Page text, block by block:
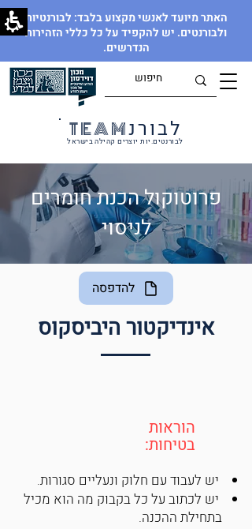
האתר מיועד לאנשי מקצוע בלבד: לבורנטיות
ולבורנטים. יש להקפיד על כל כללי הזהירות
הנדרשים.
לבורנTEAM
לבורנטים.יות יוצרים קהילה בישראל
פרוטוקול הכנת חומרים
לניסוי
להדפסה
אינדיקטור היביסקוס
הוראות
בטיחות:
יש לעבוד עם חלוק ונעליים סגורות.
יש לכתוב על כל בקבוק מה הוא מכיל
בתחילת ההכנה.